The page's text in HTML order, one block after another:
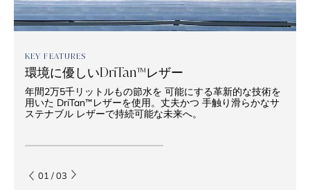
KEY FEATURES
環境に優しいDriTan™レザー
年間2万5千リットルもの節水を 可能にする革新的な技術を
用いた DriTan™レザーを使用。丈夫かつ 手触り滑らかなサ
ステナブル レザーで持続可能な未来へ。
01 /03